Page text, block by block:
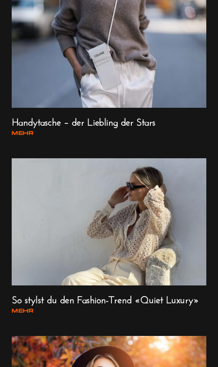
Handytasche – der Liebling der Stars
MEHR
So stylst du den Fashion-Trend «Quiet Luxury»
MEHR